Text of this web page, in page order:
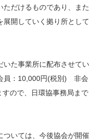
だけるものであり、また
展開していく拠り所として
いた事業所に配布させてい
員：10,000円(税別) 非会
ので、日環協事務局まで
ついては、今後協会が開催